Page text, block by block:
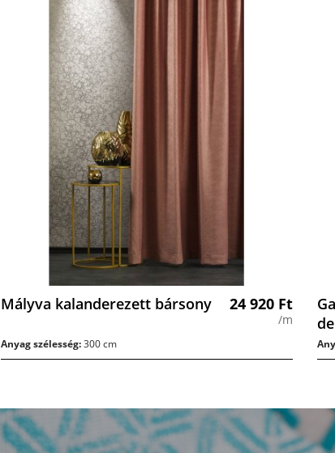
Mályva kalanderezett bársony 24 920 Ft
/m
Anyag szélesség:300 cm